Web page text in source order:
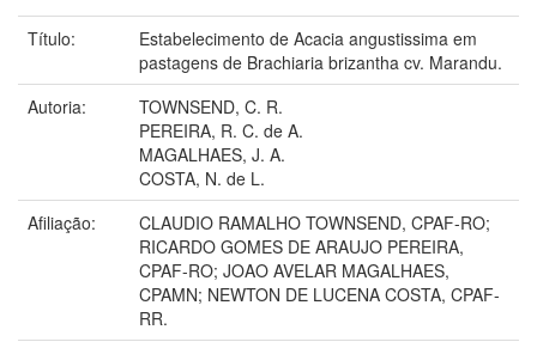
Título:
Estabelecimento de Acacia angustissima em
pastagens de Brachiaria brizantha cv. Marandu.
Autoria:
TOWNSEND, C. R.
PEREIRA, R. C. de A.
MAGALHAES, J. A.
COSTA, N. de L.
Afiliação:
CLAUDIO RAMALHO TOWNSEND, CPAF-RO;
RICARDO GOMES DE ARAUJO PEREIRA,
CPAF-RO; JOAO AVELAR MAGALHAES,
CPAMN; NEWTON DE LUCENA COSTA, CPAF-
RR.